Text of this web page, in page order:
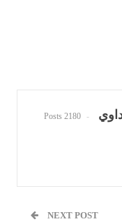
2180 Posts
NEXT POST